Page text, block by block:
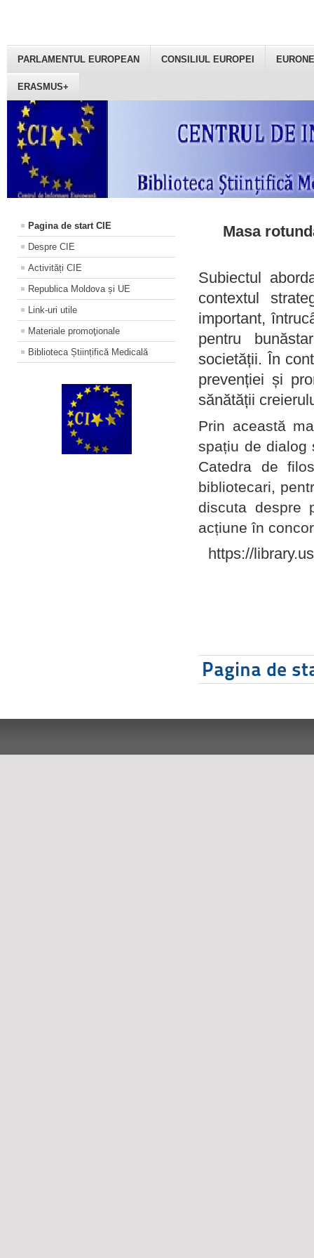
PARLAMENTUL EUROPEAN CONSILIUL EUROPEI
ERASMUS+
Pagina de start CIE
Despre CIE
Activități CIE
Republica Moldova și UE
Link-uri utile
Materiale promoţionale
Biblioteca Științifică Medicală
Masa
Subiectul
contextul
important,
pentru
societății. În
prevenției și
sănătății
Prin această
spațiu de dialog
Catedra de
bibliotecari,
discuta despre
acțiune în
https://
Pagina de